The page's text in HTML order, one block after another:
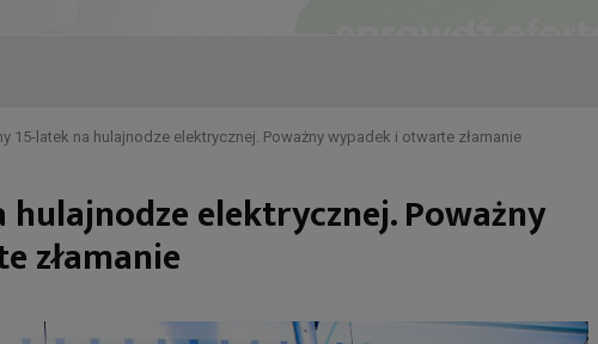
15-latek na hulajnodze elektrycznej. Poważny wypadek i otwarte złamanie
hulajnodze elektrycznej. Poważny
złamanie